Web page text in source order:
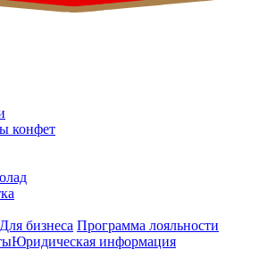
конфет
Для бизнеса Программа лояльности
Юридическая информация